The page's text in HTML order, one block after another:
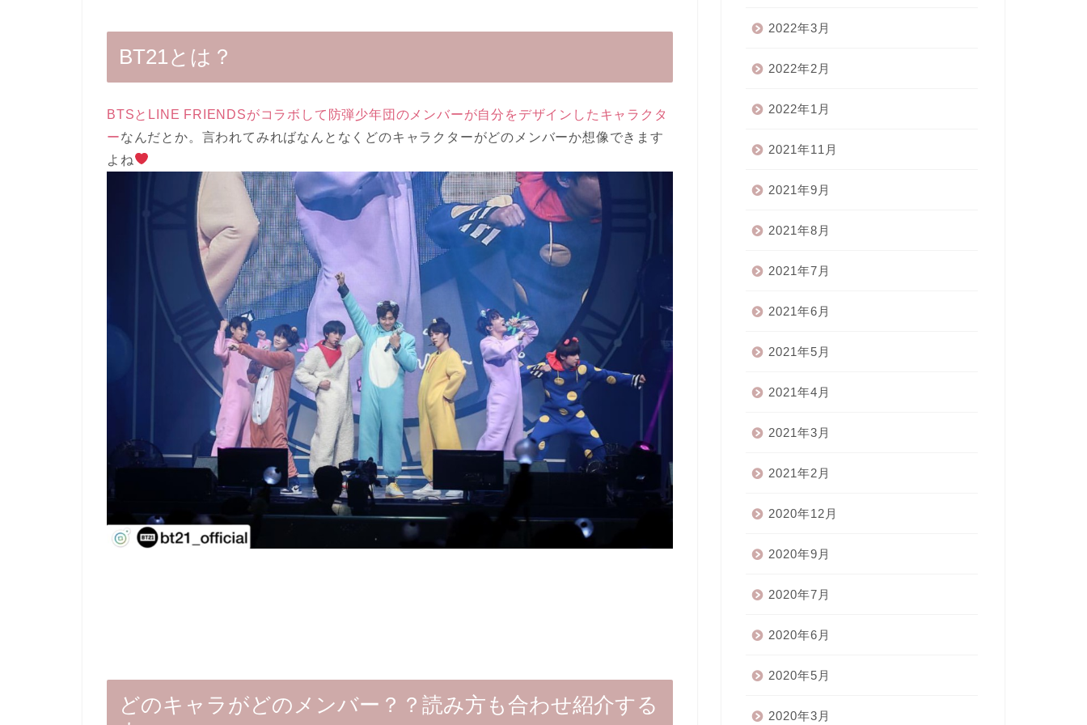
BT21とは？
BTSとLINE FRIENDSがコラボして防弾少年団のメンバーが自分をデザインしたキャラクタ
ーなんだとか。言われてみればなんとなくどのキャラクターがどのメンバーか想像できます
よね
どのキャラがどのメンバー？？読み方も合わせ紹介する
2022年3月
2022年2月
2022年1月
2021年11月
2021年9月
2021年8月
2021年7月
2021年6月
2021年5月
2021年4月
2021年3月
2021年2月
2020年12月
2020年9月
2020年7月
2020年6月
2020年5月
2020年3月